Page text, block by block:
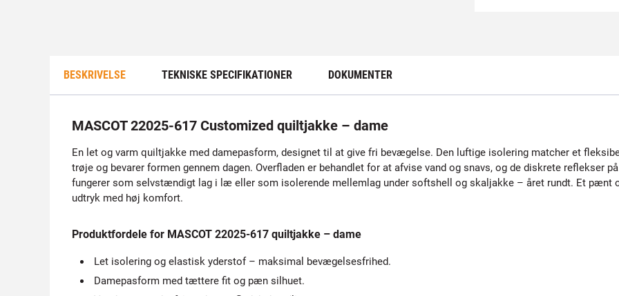
BESKRIVELSE TEKNISKE SPECIFIKATIONER DOKUMENTER
MASCOT 22025-617 Customized quiltjakke – dame
En let og varm quiltjakke med damepasform, designet til at give fri bevægelse. Den luftige isolering matcher et
trøje og bevarer formen gennem dagen. Overfladen er behandlet for at afvise vand og snavs, og de diskrete reflekser
fungerer som selvstændigt lag i læ eller som isolerende mellemlag under softshell og skaljakke – året rundt. Et pænt
udtryk med høj komfort.
Produktfordele for MASCOT 22025-617 quiltjakke – dame
Let isolering og elastisk yderstof – maksimal bevægelsesfrihed.
Damepasform med tættere fit og pæn silhuet.